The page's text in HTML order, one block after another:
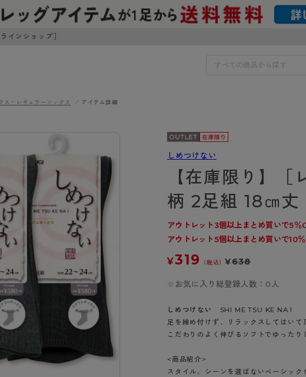
インショップ］
ブラ
ョーツ
ショーツ
補正ショーツ
ー
袖以上）
プ
ライフスタイルウェア
ボトムス
トップス
ルームウェア・パジャマ
アクティブ・スポーツ
- スポーツブラ
- スポーツトップス
雑貨・小物
アスティーグ クリアビューティアクティブ
hotto comfort
みんなの、みんなの。
ドから探す
ィーグ
ビューティアクティブ
ト
クタイツ
comfort
COLORS
ルタイム
商品選びのお手伝い
お悩み別ガードル
ブラジャー特集
私に似合う、ストッキング選び
ご利用ガイド
はじめての方へ
よくある質問（FAQ）
ス・レギュラーソックス アイテム詳細
しめつけない
【在庫限り】
柄 2足組 18㎝丈
アウトレット3個以上まとめ買いで5％
アウトレット5個以上まとめ買いで10
¥319 （税込） ¥638
お気に入り総登録人数：0人
しめつけない
SHI ME TSU KE NA I
足を締め付けず、リラックスしてはいて
こだわりのよく伸びるソフトでゆったり
<商品紹介>
スタイル、シーンを選ばないベーシック